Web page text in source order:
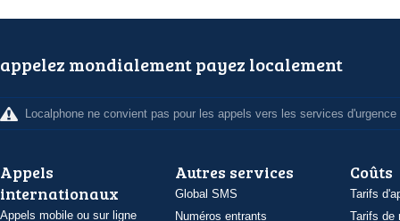
appelez mondialement payez localement
Localphone ne convient pas pour les appels vers les services d'urgence
Appels
internationaux
Appels mobile ou sur ligne
Autres services
Global SMS
Numéros entrants
Coûts
Tarifs
Tarifs de